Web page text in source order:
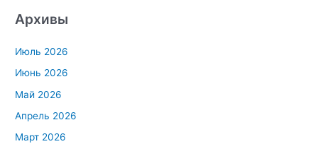
Архивы
Июль 2026
Июнь 2026
Май 2026
Апрель 2026
Март 2026